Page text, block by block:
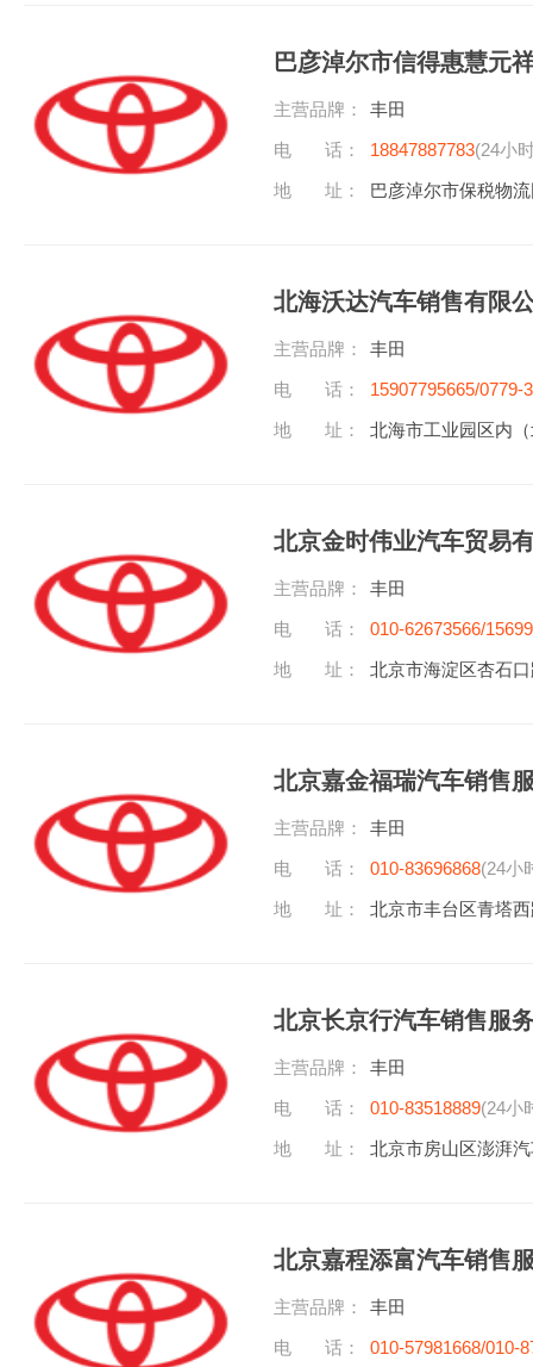
巴彦淖尔市信得惠慧元
主营品牌：
丰田
电 话：
18847887783(24小
地 址：
巴彦淖尔市保税物
北海沃达汽车销售有限
主营品牌：
丰田
电 话：
15907795665/0779-
地 址：
北海市工业园区内
北京金时伟业汽车贸易
主营品牌：
丰田
电 话：
010-62673566/
地 址：
北京市海淀区杏石
北京嘉金福瑞汽车销售
主营品牌：
丰田
电 话：
010-83696868(24小
地 址：
北京市丰台区青塔
北京长京行汽车销售服
主营品牌：
丰田
电 话：
010-83518889(24小
地 址：
北京市房山区澎湃
北京嘉程添富汽车销售
主营品牌：
丰田
电 话：
010-57981668/010-